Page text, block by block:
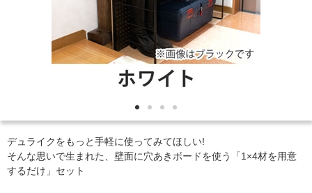
デュライクをもっと手軽に使ってみてほしい!
そんな思いで生まれた、壁面に穴あきボードを使う「1×4材を用意
するだけ」セット